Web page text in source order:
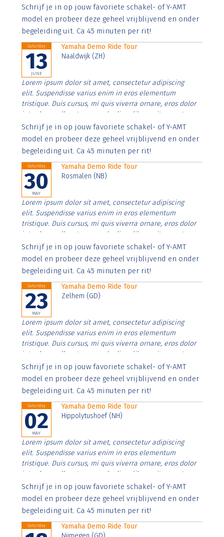
Aenean faucibus nibh et justo cursus id rutrum lorem
imperdiet. Nunc ut sem vitae risus tristique posuere.
Schrijf je in op jouw favoriete schakel- of Y-AMT
model en probeer deze geheel vrijblijvend en onder
begeleiding uit. Ca 45 minuten per rit!
Saturday
13
JUNE
Yamaha Demo Ride Tour
Naaldwijk (ZH)
Lorem ipsum dolor sit amet, consectetur adipiscing
elit. Suspendisse varius enim in eros elementum
tristique. Duis cursus, mi quis viverra ornare, eros dolor
interdum nulla, ut commodo diam libero vitae erat.
Aenean faucibus nibh et justo cursus id rutrum lorem
imperdiet. Nunc ut sem vitae risus tristique posuere.
Schrijf je in op jouw favoriete schakel- of Y-AMT
model en probeer deze geheel vrijblijvend en onder
begeleiding uit. Ca 45 minuten per rit!
Saturday
30
MAY
Yamaha Demo Ride Tour
Rosmalen (NB)
Lorem ipsum dolor sit amet, consectetur adipiscing
elit. Suspendisse varius enim in eros elementum
tristique. Duis cursus, mi quis viverra ornare, eros dolor
interdum nulla, ut commodo diam libero vitae erat.
Aenean faucibus nibh et justo cursus id rutrum lorem
imperdiet. Nunc ut sem vitae risus tristique posuere.
Schrijf je in op jouw favoriete schakel- of Y-AMT
model en probeer deze geheel vrijblijvend en onder
begeleiding uit. Ca 45 minuten per rit!
Saturday
23
MAY
Yamaha Demo Ride Tour
Zelhem (GD)
Lorem ipsum dolor sit amet, consectetur adipiscing
elit. Suspendisse varius enim in eros elementum
tristique. Duis cursus, mi quis viverra ornare, eros dolor
interdum nulla, ut commodo diam libero vitae erat.
Aenean faucibus nibh et justo cursus id rutrum lorem
imperdiet. Nunc ut sem vitae risus tristique posuere.
Schrijf je in op jouw favoriete schakel- of Y-AMT
model en probeer deze geheel vrijblijvend en onder
begeleiding uit. Ca 45 minuten per rit!
Saturday
02
MAY
Yamaha Demo Ride Tour
Hippolytushoef (NH)
Lorem ipsum dolor sit amet, consectetur adipiscing
elit. Suspendisse varius enim in eros elementum
tristique. Duis cursus, mi quis viverra ornare, eros dolor
interdum nulla, ut commodo diam libero vitae erat.
Aenean faucibus nibh et justo cursus id rutrum lorem
imperdiet. Nunc ut sem vitae risus tristique posuere.
Schrijf je in op jouw favoriete schakel- of Y-AMT
model en probeer deze geheel vrijblijvend en onder
begeleiding uit. Ca 45 minuten per rit!
Saturday
Yamaha Demo Ride Tour